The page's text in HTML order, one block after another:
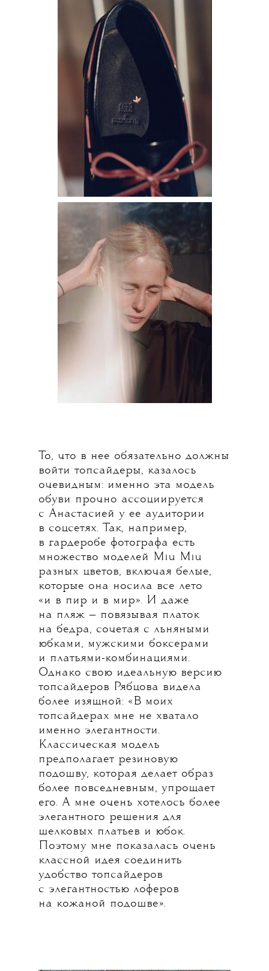
То, что в нее обязательно должны
войти топсайдеры, казалось
очевидным: именно эта модель
обуви прочно ассоциируется
с Анастасией у ее аудитории
в соцсетях. Так, например,
в гардеробе фотографа есть
множество моделей Miu Miu
разных цветов, включая белые,
которые она носила все лето
«и в пир и в мир». И даже
на пляж — повязывая платок
на бедра, сочетая с льняными
юбками, мужскими боксерами
и платьями-комбинациями.
Однако свою идеальную версию
топсайдеров Рябцова видела
более изящной: «В моих
топсайдерах мне не хватало
именно элегантности.
Классическая модель
предполагает резиновую
подошву, которая делает образ
более повседневным, упрощает
его. А мне очень хотелось более
элегантного решения для
шелковых платьев и юбок.
Поэтому мне показалась очень
классной идея соединить
удобство топсайдеров
с элегантностью лоферов
на кожаной подошве».